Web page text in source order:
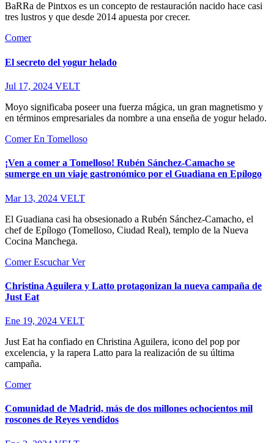
BaRRa de Pintxos es un concepto de restauración nacido hace casi
tres lustros y que desde 2014 apuesta por crecer.
Comer
El secreto del yogur helado
Jul 17, 2024 VELT
Moyo significaba poseer una fuerza mágica, un gran magnetismo y
en términos empresariales da nombre a una enseña de yogur helado.
ComerEn Tomelloso
¡Ven a comer a Tomelloso! Rubén Sánchez-Camacho se
sumerge en un viaje gastronómico por el Guadiana en Epílogo
Mar 13, 2024 VELT
El Guadiana casi ha obsesionado a Rubén Sánchez-Camacho, el
chef de Epílogo (Tomelloso, Ciudad Real), templo de la Nueva
Cocina Manchega.
ComerEscucharVer
Christina Aguilera y Latto protagonizan la nueva campaña de
Just Eat
Ene 19, 2024 VELT
Just Eat ha confiado en Christina Aguilera, icono del pop por
excelencia, y la rapera Latto para la realización de su última
campaña.
Comer
Comunidad de Madrid, más de dos millones ochocientos mil
roscones de Reyes vendidos